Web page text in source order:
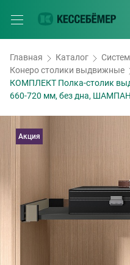
Главная Каталог
Конеро столики выдвижные
КОМПЛЕКТ Полка-столик
660-720 мм, без дна,
Акция